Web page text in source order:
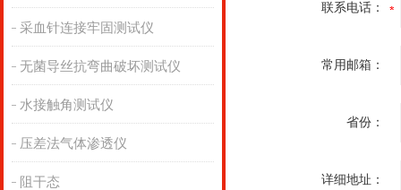
采血针连接牢固测试仪
无菌导丝抗弯曲破坏测试仪
水接触角测试仪
压差法气体渗透仪
阻干态
联系电话：
常用邮箱：
省份：
详细地址：